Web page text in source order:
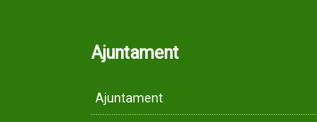
Ajuntament
Ajuntament